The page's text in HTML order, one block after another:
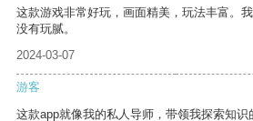
这款游戏非常好玩，画面精美，玩法丰富。
没有玩腻。
2024-03-07
游客
这款app就像我的私人导师，带领我探索知识